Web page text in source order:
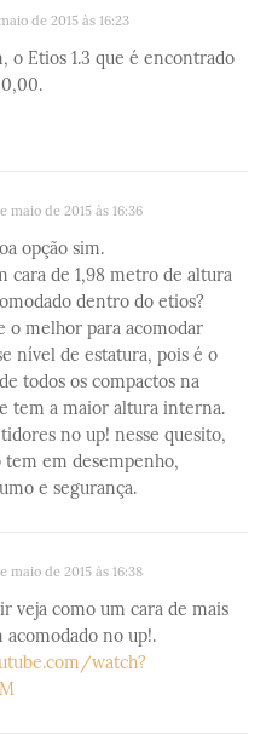
de 2015 às 16:23
o Etios 1.3 que é encontrado
maio de 2015 às 16:36
opção sim.
cara de 1,98 metro de altura
dentro do etios?
o melhor para acomodar
nível de estatura, pois é o
todos os compactos na
tem a maior altura interna.
no up! nesse quesito,
tem em desempenho,
e segurança.
maio de 2015 às 16:38
veja como um cara de mais
acomodado no up!.
watch?